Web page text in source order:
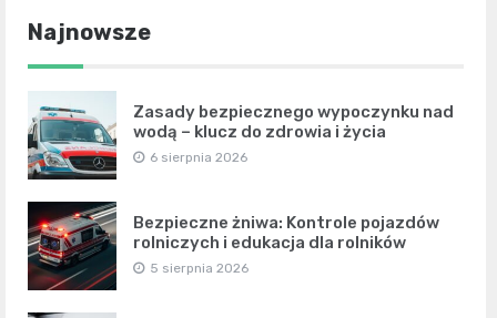
Najnowsze
Zasady bezpiecznego wypoczynku nad
wodą – klucz do zdrowia i życia
6 sierpnia 2026
Bezpieczne żniwa: Kontrole pojazdów
rolniczych i edukacja dla rolników
5 sierpnia 2026